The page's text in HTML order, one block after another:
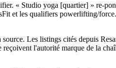
« Studio yoga [quartier] » re-
et les qualifiers powerlifting/
Les listings cités depuis
reçoivent l'autorité marque de la